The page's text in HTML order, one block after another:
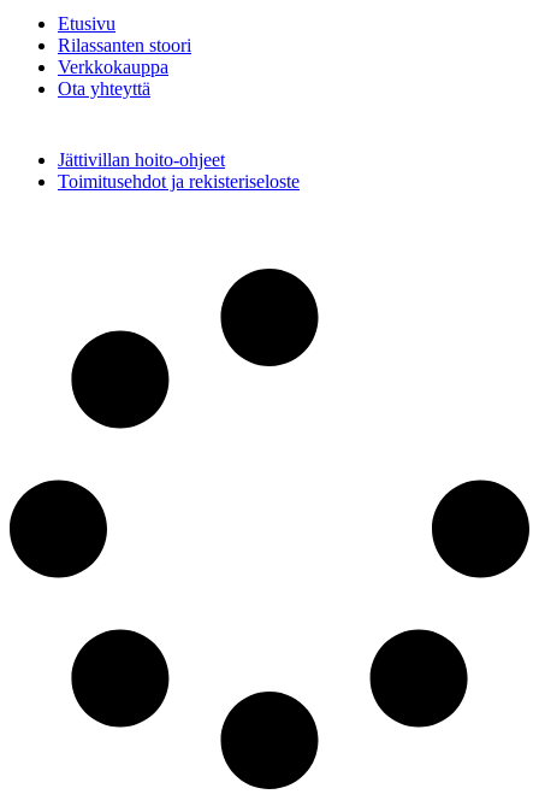
Etusivu
Rilassanten stoori
Verkkokauppa
Ota yhteyttä
Jättivillan hoito-ohjeet
Toimitusehdot ja rekisteriseloste